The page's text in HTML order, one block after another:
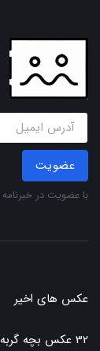
عضویت
با عضویت در خبرنامه
عکس های اخیر
32 عکس بچه گربه سفید طلایی که قلبتان را میبرد